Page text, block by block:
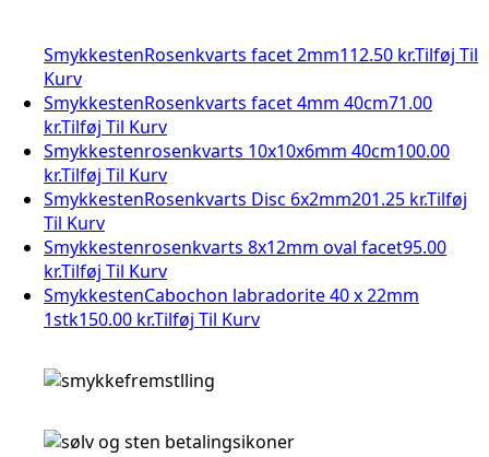
SmykkestenRosenkvarts facet 2mm112.50 kr.Tilføj Til
Kurv
SmykkestenRosenkvarts facet 4mm 40cm71.00
kr.Tilføj Til Kurv
Smykkestenrosenkvarts 10x10x6mm 40cm100.00
kr.Tilføj Til Kurv
SmykkestenRosenkvarts Disc 6x2mm201.25 kr.Tilføj
Til Kurv
Smykkestenrosenkvarts 8x12mm oval facet95.00
kr.Tilføj Til Kurv
SmykkestenCabochon labradorite 40 x 22mm
1stk150.00 kr.Tilføj Til Kurv